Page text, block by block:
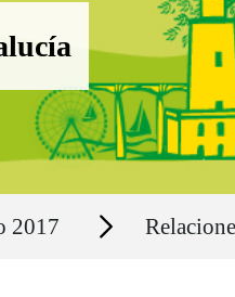
Andalucía
2017 Secciones